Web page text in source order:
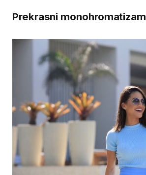
Prekrasni monohromatizam